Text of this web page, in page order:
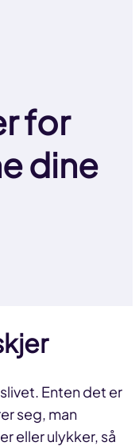
for
dine
Enten det er
seg, man
eller ulykker, så